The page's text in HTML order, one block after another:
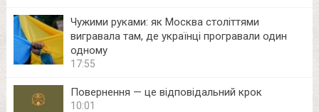
Чужими руками: як Москва століттями
вигравала там, де українці програвали один
одному
17:55
Повернення — це відповідальний крок
10:01